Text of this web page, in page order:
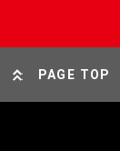
PAGE TOP